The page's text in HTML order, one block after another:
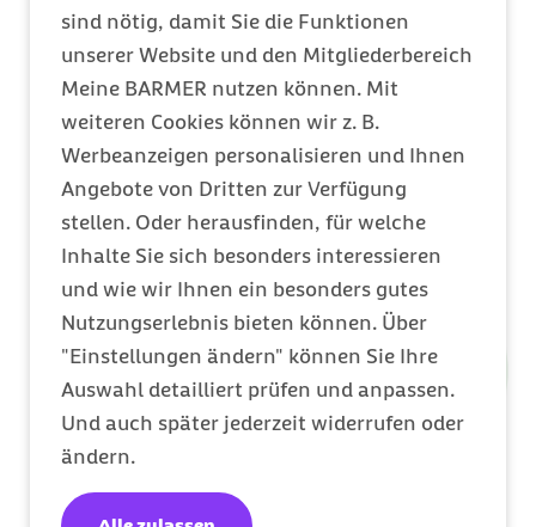
sind nötig, damit Sie die Funktionen
unserer Website und den Mitgliederbereich
Meine BARMER nutzen können. Mit
weiteren Cookies können wir z. B.
Werbeanzeigen personalisieren und Ihnen
Angebote von Dritten zur Verfügung
stellen. Oder herausfinden, für welche
Inhalte Sie sich besonders interessieren
und wie wir Ihnen ein besonders gutes
Nutzungserlebnis bieten können. Über
"Einstellungen ändern" können Sie Ihre
Auswahl detailliert prüfen und anpassen.
Und auch später jederzeit widerrufen oder
ändern.